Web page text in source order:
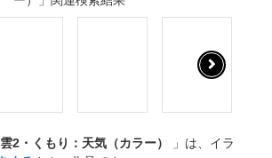
雲2・くもり：天気（カラー）
」は、イラ